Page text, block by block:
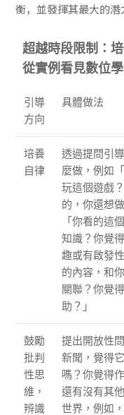
衡，並發揮其最大的潛
超越時段限制：
從實例看見數位
引導
方向
具體做法
培養
自律
透過提問引
麼做，例如
玩這個遊戲
的，你還想
「你看的這
知識？你覺
趣或有啟發
的內容，和
關聯？你覺
助？」
鼓勵
批判
性思
維，
辨識
提出開放性
新聞，覺得
嗎？你覺得
還有沒有其
世界，例如